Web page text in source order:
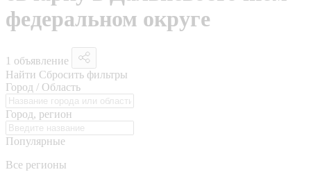
федеральном округе
1 объявление
Найти Сбросить фильтры
Город / Область
Город, регион
Популярные
Все регионы